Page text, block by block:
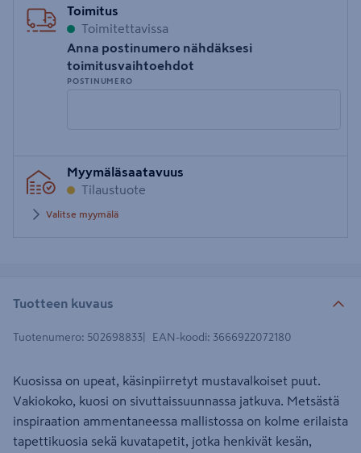
Toimitus
Toimitettavissa
Anna postinumero nähdäksesi
toimitusvaihtoehdot
POSTINUMERO
postinumero
Myymäläsaatavuus
Tilaustuote
Valitse myymälä
Tuotteen kuvaus
Tuotenumero: 502698833 EAN-koodi: 3666922072180
Kuosissa on upeat, käsinpiirretyt mustavalkoiset puut.
Vakiokoko, kuosi on sivuttaissuunnassa jatkuva. Metsästä
inspiraation ammentaneessa mallistossa on kolme erilaista
tapettikuosia sekä kuvatapetit, jotka henkivät kesän,